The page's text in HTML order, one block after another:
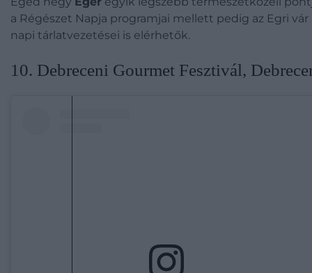
a Régészet Napja programjai mellett pedig az Egri vár
napi tárlatvezetései is elérhetők.
10. Debreceni Gourmet Fesztivál,